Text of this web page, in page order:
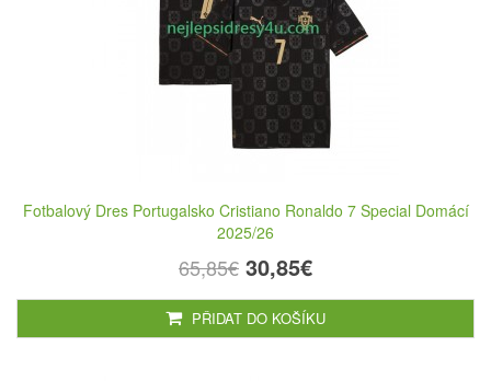
Fotbalový Dres Portugalsko Cristiano Ronaldo 7 Special Domácí
2025/26
65,85€ 30,85€
PŘIDAT DO KOŠÍKU